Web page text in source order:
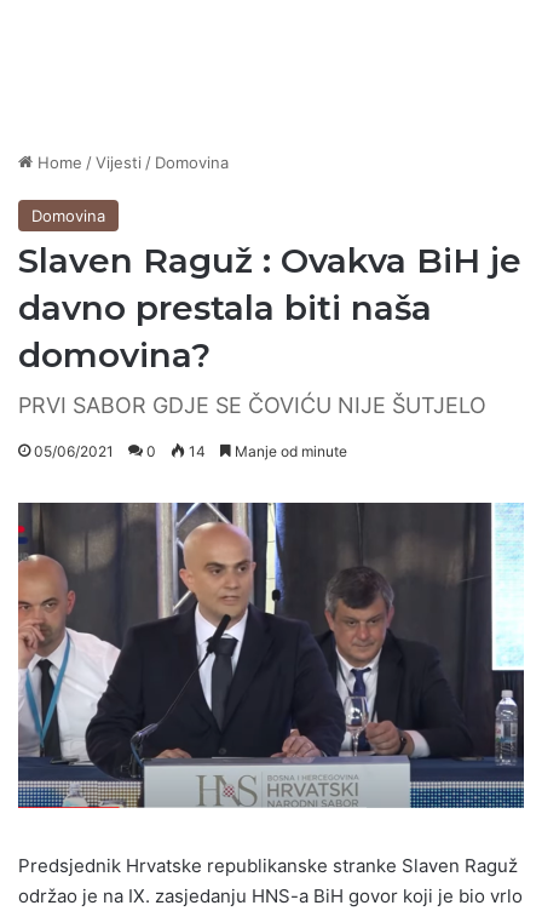
Home /Vijesti / Domovina
Domovina
Slaven Raguž : Ovakva BiH je
davno prestala biti naša
domovina?
PRVI SABOR GDJE SE ČOVIĆU NIJE ŠUTJELO
05/06/2021 0 14 Manje od minute
Predsjednik Hrvatske republikanske stranke Slaven Raguž
održao je na IX. zasjedanju HNS-a BiH govor koji je bio vrlo